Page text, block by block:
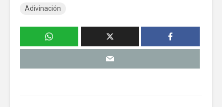
Adivinación